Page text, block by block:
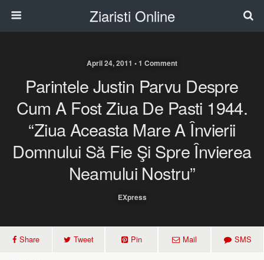
Ziaristi Online
April 24, 2011 • 1 Comment
Parintele Justin Parvu Despre
Cum A Fost Ziua De Pasti 1944.
“Ziua Aceasta Mare A Învierii
Domnului Să Fie Şi Spre Învierea
Neamului Nostru”
EXpress
Share Tweet Pin Mail SMS